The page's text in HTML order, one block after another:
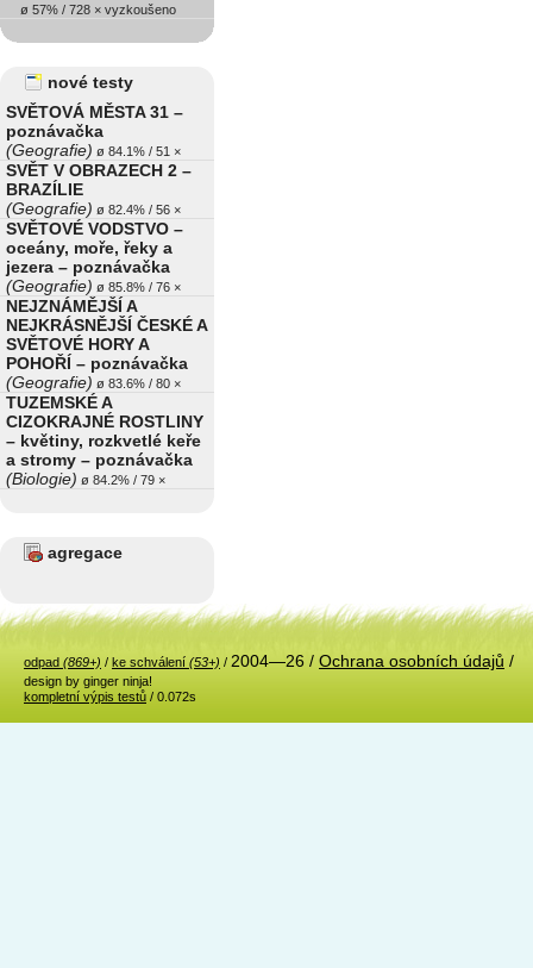
ø 57% / 728 × vyzkoušeno
nové testy
SVĚTOVÁ MĚSTA 31 –
poznávačka
(Geografie) ø 84.1% / 51 ×
SVĚT V OBRAZECH 2 –
BRAZÍLIE
(Geografie) ø 82.4% / 56 ×
SVĚTOVÉ VODSTVO –
oceány, moře, řeky a
jezera – poznávačka
(Geografie) ø 85.8% / 76 ×
NEJZNÁMĚJŠÍ A
NEJKRÁSNĚJŠÍ ČESKÉ A
SVĚTOVÉ HORY A
POHOŘÍ – poznávačka
(Geografie) ø 83.6% / 80 ×
TUZEMSKÉ A
CIZOKRAJNÉ ROSTLINY
– květiny, rozkvetlé keře
a stromy – poznávačka
(Biologie) ø 84.2% / 79 ×
agregace
odpad (869+) / ke schválení (53+) / 2004—26 / Ochrana osobních údajů /
design by ginger ninja!
kompletní výpis testů / 0.072s